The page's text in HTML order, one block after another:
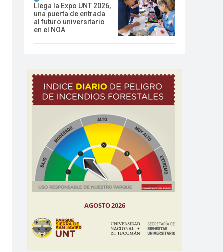
Llega la Expo UNT 2026,
una puerta de entrada
al futuro universitario
en el NOA